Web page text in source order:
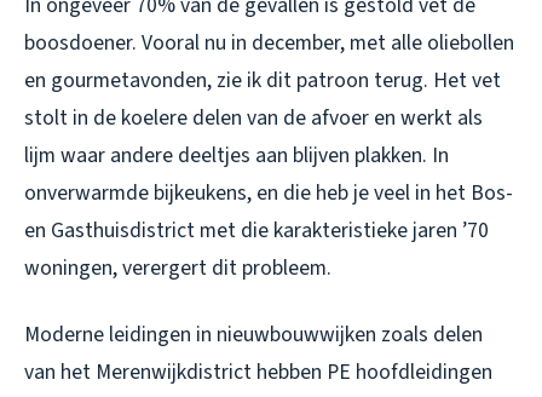
boosdoener. Vooral nu in december, met alle oliebollen
en gourmetavonden, zie ik dit patroon terug. Het vet
stolt in de koelere delen van de afvoer en werkt als
lijm waar andere deeltjes aan blijven plakken. In
onverwarmde bijkeukens, en die heb je veel in het Bos-
en Gasthuisdistrict met die karakteristieke jaren ’70
woningen, verergert dit probleem.
Moderne leidingen in nieuwbouwwijken zoals delen
van het Merenwijkdistrict hebben PE hoofdleidingen